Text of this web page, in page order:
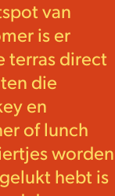
van
is er
terras direct
die
en
of lunch
worden
hebt is